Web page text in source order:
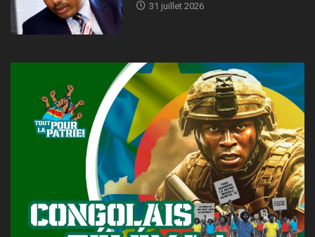
31 juillet 2026